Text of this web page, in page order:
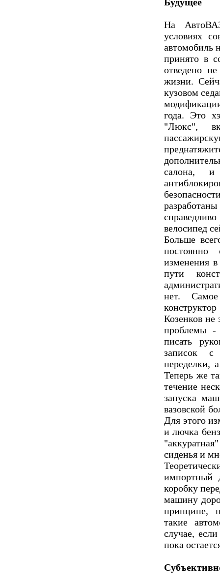
На
условиях
автомобиль
принято в
отведено
жизни.
кузовом
года. Это
"Люкс",
салона,
велосипед
Больше
изменения
пути
нет.
Козенков не
проблемы -
писать
записок
переделки,
Теперь же
течение
запуска
вазовской
Для этого
и лючка
сиденья и
импортный
коробку
машину
принципе,
такие
случае,
пока